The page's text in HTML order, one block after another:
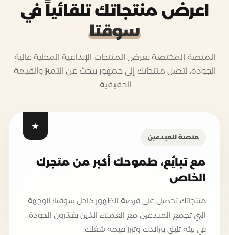
اعرض منتجاتك تلقائياً في
سوقتا
المنصة المختصة بعرض المنتجات الإبداعية المحلية عالية
الجودة، لتصل منتجاتك إلى جمهور يبحث عن التميز والقيمة
الحقيقية.
منصة للمبدعين
مع تبايُع، طموحك أكبر من متجرك
الخاص
منتجاتك تحصل على فرصة الظهور داخل سوقتا؛ الوجهة
التي تجمع المبدعين مع العملاء الذين يقدّرون الجودة،
في بيئة تليق ببراندك وتبرز قيمة شغلك.